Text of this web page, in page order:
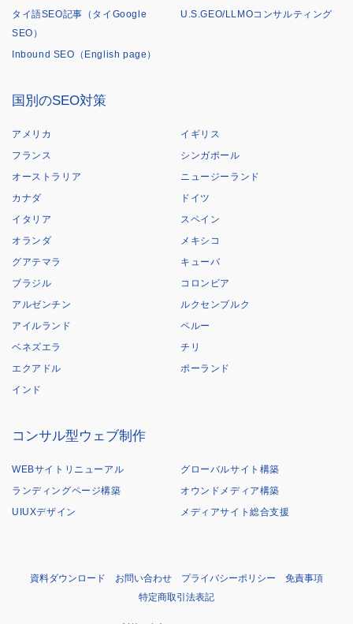
タイ語SEO記事（タイGoogle
SEO）
U.S.GEO/LLMOコンサルティング
Inbound SEO（English page）
国別のSEO対策
アメリカ
イギリス
フランス
シンガポール
オーストラリア
ニュージーランド
カナダ
ドイツ
イタリア
スペイン
オランダ
メキシコ
グアテマラ
キューバ
ブラジル
コロンビア
アルゼンチン
ルクセンブルク
アイルランド
ペルー
ベネズエラ
チリ
エクアドル
ポーランド
インド
コンサル型ウェブ制作
WEBサイトリニューアル
グローバルサイト構築
ランディングページ構築
オウンドメディア構築
UIUXデザイン
メディアサイト総合支援
資料ダウンロード お問い合わせ プライバシーポリシー
免責事項
特定商取引法表記